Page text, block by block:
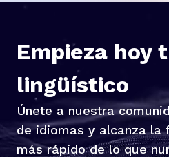
Empieza hoy
lingüístico
Únete a nuestra
de idiomas y alcanza la
más rápido de lo que